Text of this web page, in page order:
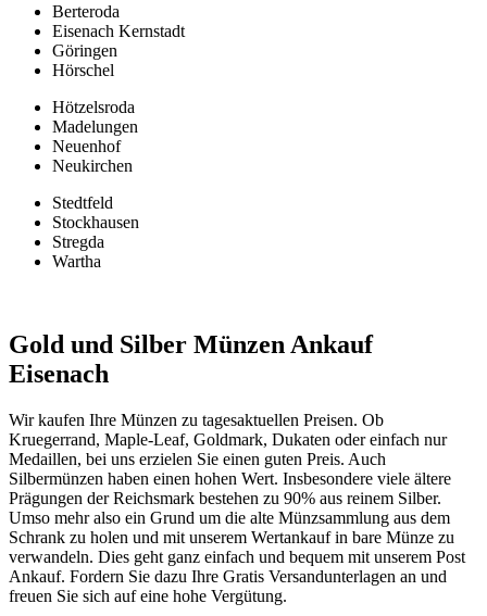
Berteroda
Eisenach Kernstadt
Göringen
Hörschel
Hötzelsroda
Madelungen
Neuenhof
Neukirchen
Stedtfeld
Stockhausen
Stregda
Wartha
Gold und Silber Münzen Ankauf
Eisenach
Wir kaufen Ihre Münzen zu tagesaktuellen Preisen. Ob
Kruegerrand, Maple-Leaf, Goldmark, Dukaten oder einfach nur
Medaillen, bei uns erzielen Sie einen guten Preis. Auch
Silbermünzen haben einen hohen Wert. Insbesondere viele ältere
Prägungen der Reichsmark bestehen zu 90% aus reinem Silber.
Umso mehr also ein Grund um die alte Münzsammlung aus dem
Schrank zu holen und mit unserem Wertankauf in bare Münze zu
verwandeln. Dies geht ganz einfach und bequem mit unserem Post
Ankauf. Fordern Sie dazu Ihre Gratis Versandunterlagen an und
freuen Sie sich auf eine hohe Vergütung.